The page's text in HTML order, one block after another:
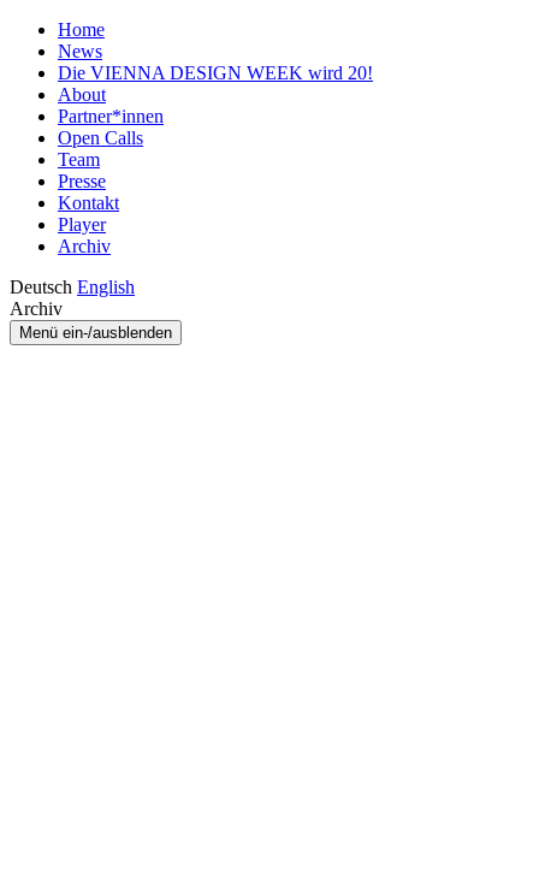
Home
News
Die VIENNA DESIGN WEEK wird 20!
About
Partner*innen
Open Calls
Team
Presse
Kontakt
Player
Archiv
Deutsch English
Archiv
Menü ein-/ausblenden